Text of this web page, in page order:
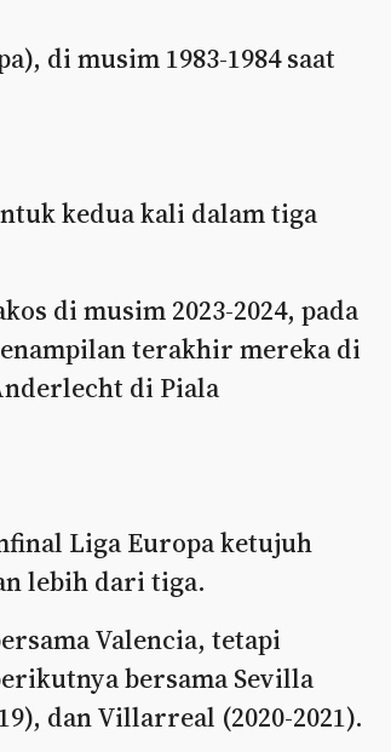
di musim 1983-1984 saat
kedua kali dalam tiga
di musim 2023-2024, pada
terakhir mereka di
di Piala
Liga Europa ketujuh
lebih dari tiga.
Valencia, tetapi
bersama Sevilla
dan Villarreal (2020-2021).